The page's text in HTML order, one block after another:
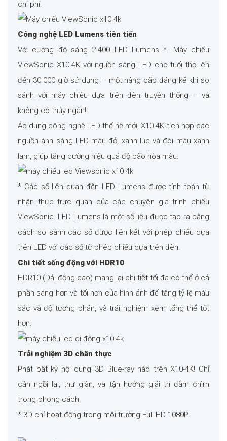
chi phí.
Công nghệ LED Lumens tiên tiến
Với cường độ sáng 2.400 LED Lumens *. Máy chiếu
ViewSonic X10-4K với nguồn sáng LED cho tuổi thọ lên
đến 30.000 giờ sử dụng – một nâng cấp đáng kể khi so
sánh với máy chiếu dựa trên đèn truyền thống – và
không có thủy ngân!
Áp dụng công nghệ LED thế hệ mới, X10-4K tích hợp các
nguồn ánh sáng LED màu đỏ, xanh lục và đôi màu xanh
lam, giúp tăng cường hiệu quả độ bão hòa màu.
* Các số liên quan đến LED Lumens được tính toán từ
nhận thức trực quan của các chuyên gia trình chiếu
ViewSonic. LED Lumens là một số liệu được tạo ra bằng
cách so sánh các số được liên kết với phép chiếu dựa
trên LED với các số từ phép chiếu dựa trên đèn.
Chi tiết sống động với HDR10
HDR10 (Dải động cao) mang lại chi tiết tối đa có thể ở cả
phần sáng hơn và tối hơn của hình ảnh để tăng tỷ lệ màu
sắc và độ tương phản, và trải nghiệm xem tổng thể tốt
hơn.
Trải nghiệm 3D chân thực
Phát bất kỳ nội dung 3D Blue-ray nào trên X10-4K! Chỉ
cần ngồi lại, thư giãn, và tận hưởng giải trí đắm chìm
trong phong cách.
* 3D chỉ hoạt động trong môi trường Full HD 1080P